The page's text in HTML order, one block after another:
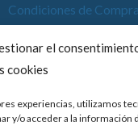
el
cookies
experiencias, utilizamos
y/o acceder a la información
Condiciones de Compra
Política de Cookies
Accesibilidad